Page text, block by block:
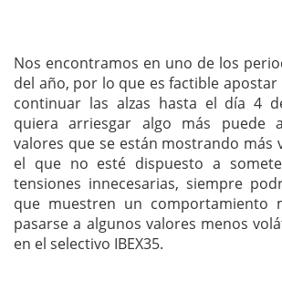
Nos encontramos en uno de los
del año, por lo que es factible
continuar las alzas hasta el día 4
quiera arriesgar algo más puede
valores que se están mostrando más
el que no esté dispuesto a
tensiones innecesarias, siempre
que muestren un comportamiento
pasarse a algunos valores menos
en el selectivo IBEX35.